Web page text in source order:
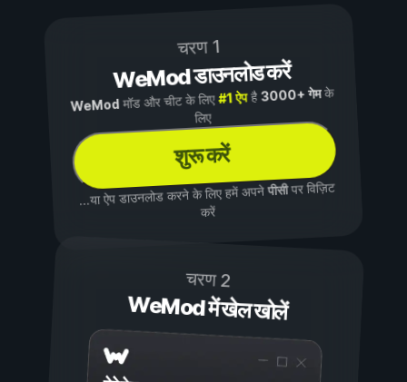
चरण 1
WeMod डाउनलोड करें
WeMod मॉड और चीट के लिए#1 ऐपहै3000+ गेमके
लिए
शुरू करें
...या ऐप डाउनलोड करने के लिए हमें अपनेपीसीपर विज़िट
करें
चरण 2
WeMod में खेल खोलें